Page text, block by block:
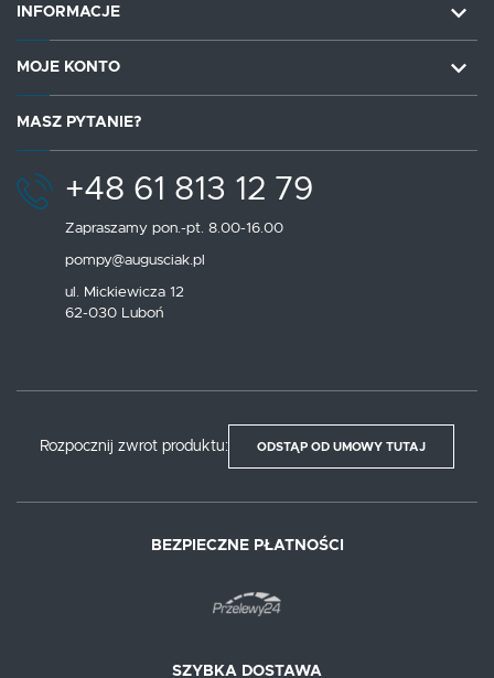
INFORMACJE
MOJE KONTO
MASZ PYTANIE?
+48 61 813 12 79
Zapraszamy pon.-pt. 8.00-16.00
pompy@augusciak.pl
ul. Mickiewicza 12
62-030 Luboń
Rozpocznij zwrot produktu: ODSTĄP OD UMOWY TUTAJ
BEZPIECZNE PŁATNOŚCI
SZYBKA DOSTAWA